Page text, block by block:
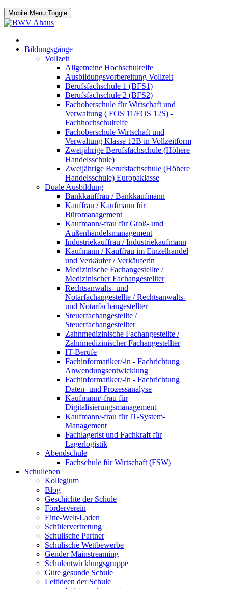
Mobile Menu Toggle
Bildungsgänge
Vollzeit
Allgemeine Hochschulreife
Ausbildungsvorbereitung Vollzeit
Berufsfachschule 1 (BFS1)
Berufsfachschule 2 (BFS2)
Fachoberschule für Wirtschaft und
Verwaltung ( FOS 11/FOS 12S) -
Fachhochschulreife
Fachoberschule Wirtschaft und
Verwaltung Klasse 12B in Vollzeitform
Zweijährige Berufsfachschule (Höhere
Handelsschule)
Zweijährige Berufsfachschule (Höhere
Handelsschule) Europaklasse
Duale Ausbildung
Bankkauffrau / Bankkaufmann
Kauffrau / Kaufmann für
Büromanagement
Kaufmann/-frau für Groß- und
Außenhandelsmanagement
Industriekauffrau / Industriekaufmann
Kaufmann / Kauffrau im Einzelhandel
und Verkäufer / Verkäuferin
Medizinische Fachangestellte /
Medizinischer Fachangestellter
Rechtsanwalts- und
Notarfachangestellte / Rechtsanwalts-
und Notarfachangestellter
Steuerfachangestellte /
Steuerfachangestellter
Zahnmedizinische Fachangestellte /
Zahnmedizinischer Fachangestellter
IT-Berufe
Fachinformatiker/-in - Fachrichtung
Anwendungsentwicklung
Fachinformatiker/-in - Fachrichtung
Daten- und Prozessanalyse
Kaufmann/-frau für
Digitalisierungsmanagement
Kaufmann/-frau für IT-System-
Management
Fachlagerist und Fachkraft für
Lagerlogistik
Abendschule
Fachschule für Wirtschaft (FSW)
Schulleben
Kollegium
Blog
Geschichte der Schule
Förderverein
Eine-Welt-Laden
Schülervertretung
Schulische Partner
Schulische Wettbewerbe
Gender Mainstreaming
Schulentwicklungsgruppe
Gute gesunde Schule
Leitideen der Schule